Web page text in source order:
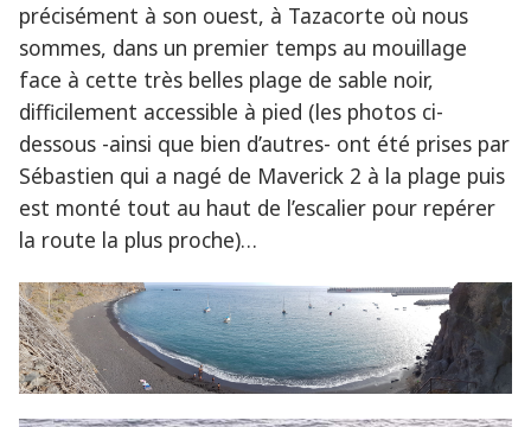
précisément à son ouest, à Tazacorte où nous
sommes, dans un premier temps au mouillage
face à cette très belles plage de sable noir,
difficilement accessible à pied (les photos ci-
dessous -ainsi que bien d’autres- ont été prises par
Sébastien qui a nagé de Maverick 2 à la plage puis
est monté tout au haut de l’escalier pour repérer
la route la plus proche)…